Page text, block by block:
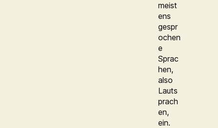
meist
ens
gespr
ochen
e
Sprac
hen,
also
Lauts
prach
en,
ein.